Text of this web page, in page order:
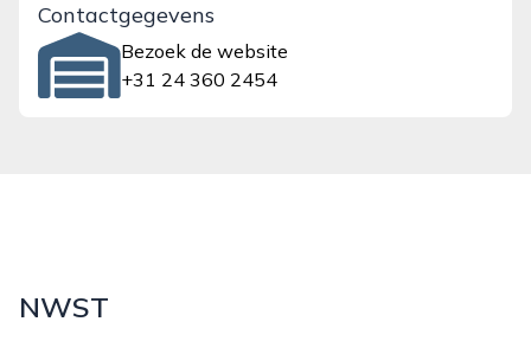
Contactgegevens
Bezoek de website
+31 24 360 2454
NWST